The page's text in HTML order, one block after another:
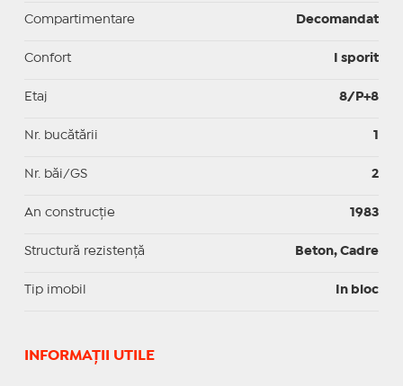
Compartimentare Decomandat
Confort I sporit
Etaj 8/P+8
Nr. bucătării 1
Nr. băi/GS 2
An construcție 1983
Structură rezistență Beton, Cadre
Tip imobil In bloc
INFORMAŢII UTILE